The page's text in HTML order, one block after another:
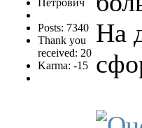
Posts: 7340
Thank you
received: 20
Karma: -15
На